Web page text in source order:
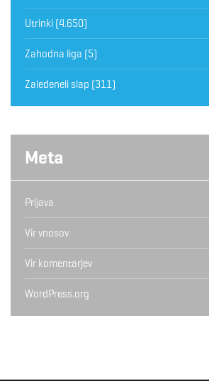
Utrinki (4.650)
Zahodna liga (5)
Zaledeneli slap (311)
Meta
Prijava
Vir vnosov
Vir komentarjev
WordPress.org